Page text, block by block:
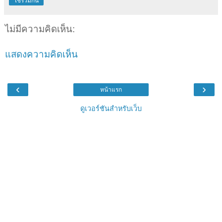
ไม่มีความคิดเห็น:
แสดงความคิดเห็น
‹ ›
หน้าแรก
ดูเวอร์ชันสำหรับเว็บ